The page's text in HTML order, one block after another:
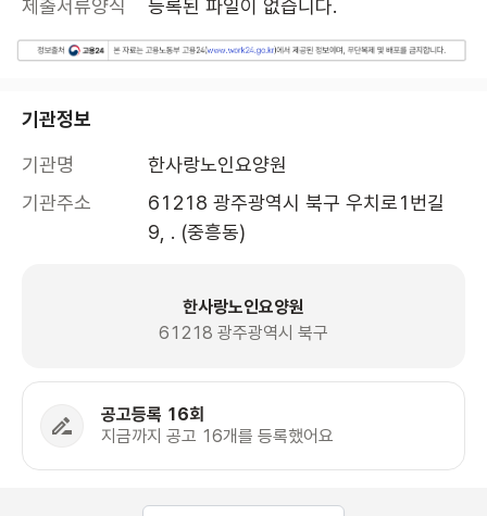
제출서류양식
등록된 파일이 없습니다.
기관정보
기관명
한사랑노인요양원
기관주소
61218 광주광역시 북구 우치로1번길
9, . (중흥동)
한사랑노인요양원
61218 광주광역시 북구
공고등록 16회
지금까지 공고 16개를 등록했어요